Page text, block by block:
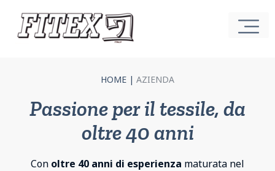
HOME | AZIENDA
Passione per il tessile, da
oltre 40 anni
Con oltre 40 anni di esperienza maturata nel